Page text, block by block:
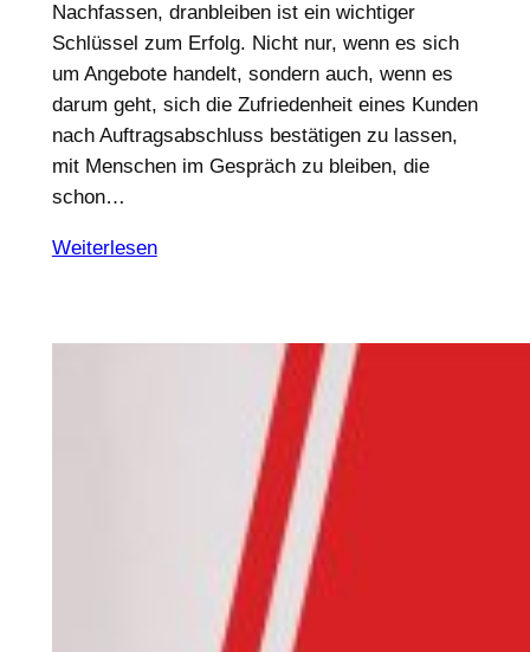
Nachfassen, dranbleiben ist ein wichtiger
Schlüssel zum Erfolg. Nicht nur, wenn es sich
um Angebote handelt, sondern auch, wenn es
darum geht, sich die Zufriedenheit eines Kunden
nach Auftragsabschluss bestätigen zu lassen,
mit Menschen im Gespräch zu bleiben, die
schon…
Weiterlesen